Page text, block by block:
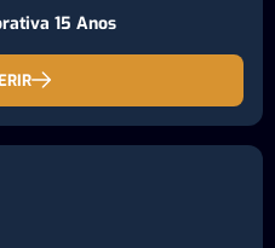
15 Anos